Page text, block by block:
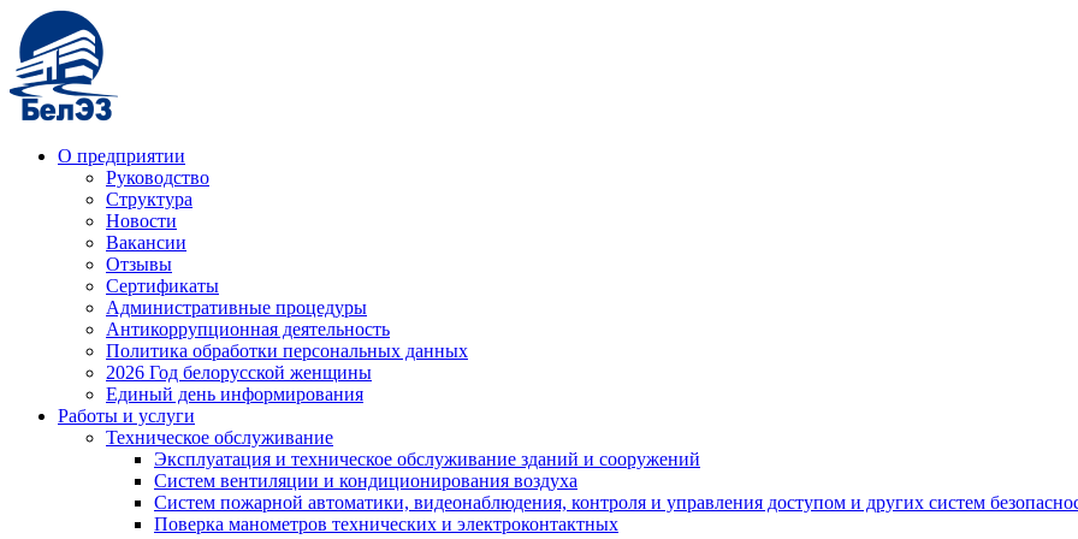
О предприятии
Руководство
Структура
Новости
Вакансии
Отзывы
Сертификаты
Административные процедуры
Антикоррупционная деятельность
Политика обработки персональных данных
2026 Год белорусской женщины
Единый день информирования
Работы и услуги
Техническое обслуживание
Эксплуатация и техническое обслуживание зданий и сооружений
Систем вентиляции и кондиционирования воздуха
Систем пожарной автоматики, видеонаблюдения, контроля и управления доступом и других систем
Поверка манометров технических и электроконтактных